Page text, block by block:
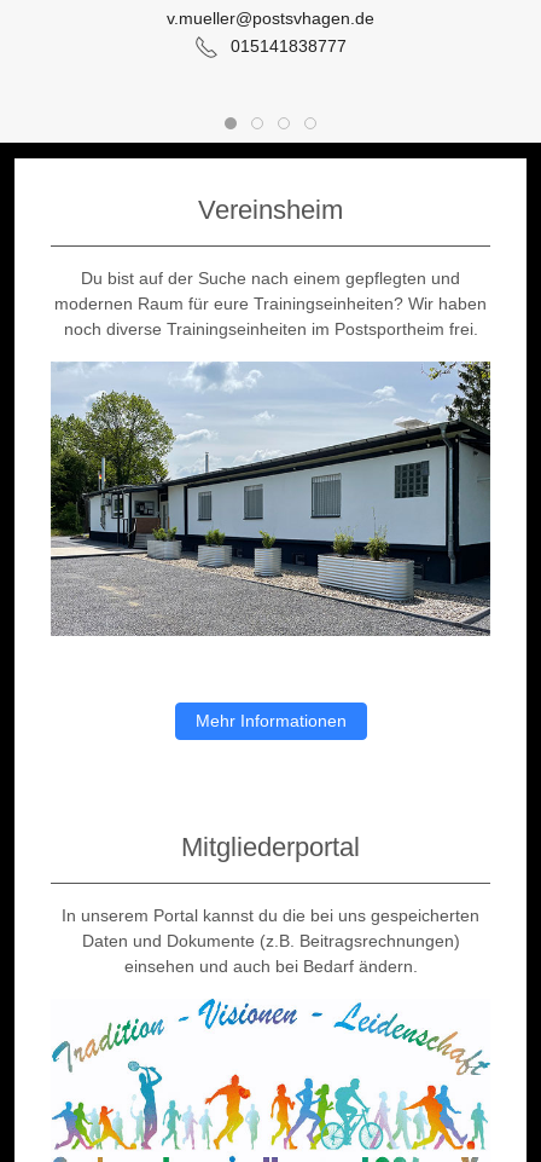
v.mueller@postsvhagen.de
015141838777
Vereinsheim
Du bist auf der Suche nach einem gepflegten und
modernen Raum für eure Trainingseinheiten? Wir haben
noch diverse Trainingseinheiten im Postsportheim frei.
Mehr Informationen
Mitgliederportal
In unserem Portal kannst du die bei uns gespeicherten
Daten und Dokumente (z.B. Beitragsrechnungen)
einsehen und auch bei Bedarf ändern.